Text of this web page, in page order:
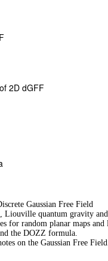
2D dGFF
Gaussian Free Field
quantum gravity
for random planar maps
the DOZZ formula.
on the Gaussian Free